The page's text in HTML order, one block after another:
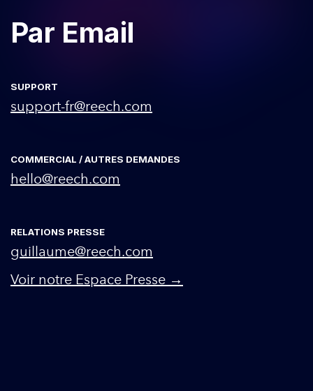
Par Email
SUPPORT
support-fr@reech.com
COMMERCIAL / AUTRES DEMANDES
hello@reech.com
RELATIONS PRESSE
guillaume@reech.com
Voir notre Espace Presse →